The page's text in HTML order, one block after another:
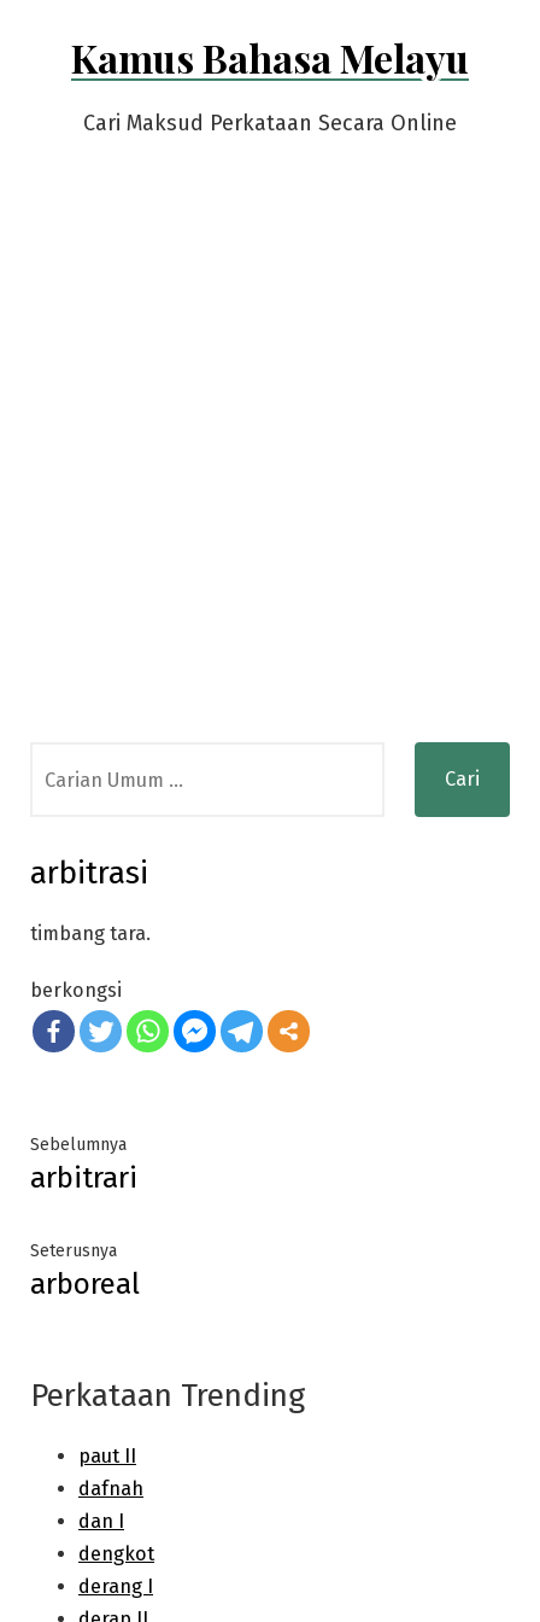
Kamus Bahasa Melayu
Cari Maksud Perkataan Secara Online
for:
arbitrasi
timbang tara.
berkongsi
Post
navigation
SebelumnyaPrevious
post:
arbitrari
SeterusnyaNext
post:
arboreal
Perkataan Trending